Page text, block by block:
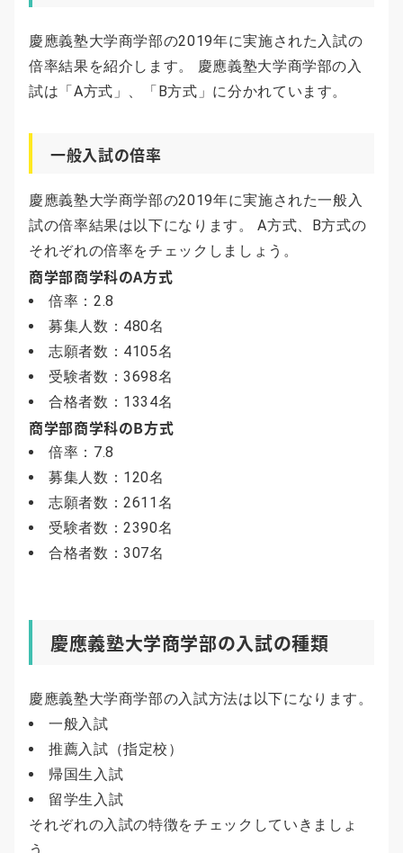
慶應義塾大学商学部の2019年に実施された入試の
倍率結果を紹介します。 慶應義塾大学商学部の入
試は「A方式」、「B方式」に分かれています。
一般入試の倍率
慶應義塾大学商学部の2019年に実施された一般入
試の倍率結果は以下になります。 A方式、B方式の
それぞれの倍率をチェックしましょう。
商学部商学科のA方式
倍率：2.8
募集人数：480名
志願者数：4105名
受験者数：3698名
合格者数：1334名
商学部商学科のB方式
倍率：7.8
募集人数：120名
志願者数：2611名
受験者数：2390名
合格者数：307名
慶應義塾大学商学部の入試の種類
慶應義塾大学商学部の入試方法は以下になります。
一般入試
推薦入試（指定校）
帰国生入試
留学生入試
それぞれの入試の特徴をチェックしていきましょ